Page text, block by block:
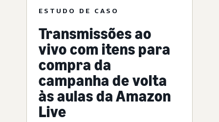
ESTUDO DE CASO
Transmissões ao
vivo com itens para
compra da
campanha de volta
às aulas da Amazon
Live